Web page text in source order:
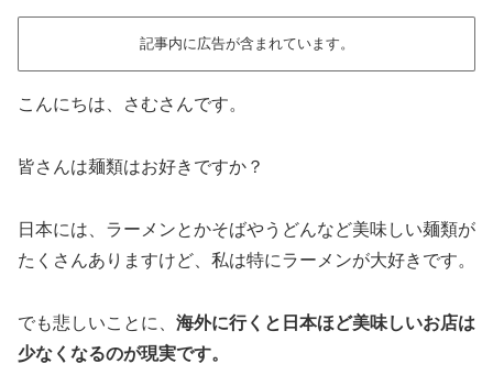
記事内に広告が含まれています。
こんにちは、さむさんです。
皆さんは麺類はお好きですか？
日本には、ラーメンとかそばやうどんなど美味しい麺類が
たくさんありますけど、私は特にラーメンが大好きです。
でも悲しいことに、 海外に行くと日本ほど美味しいお店は
少なくなるのが現実です。